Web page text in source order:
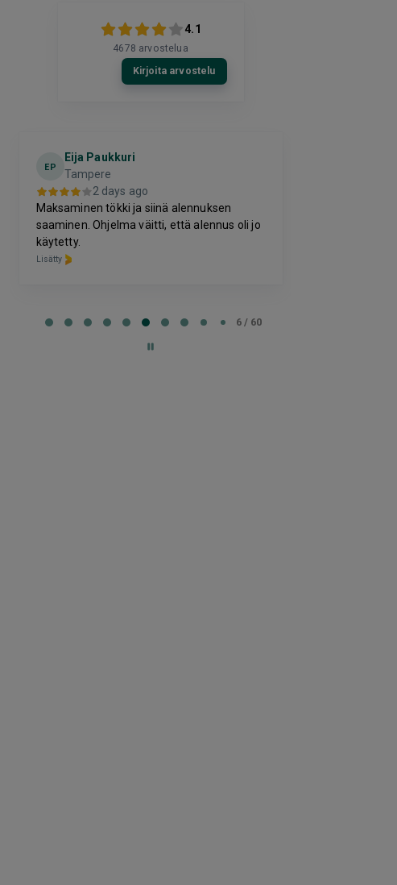
4.1
4678 arvostelua
Kirjoita arvostelu
EP
Eija Paukkuri
Tampere
2 days ago
Maksaminen tökki ja siinä alennuksen
saaminen. Ohjelma väitti, että alennus oli jo
käytetty.
Lisätty
6 / 60